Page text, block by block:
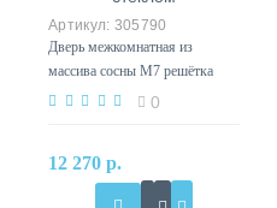
305790
Дверь межкомнатная из
массива сосны М7 решётка
светлый лак со стеклом
0
12 270 р.